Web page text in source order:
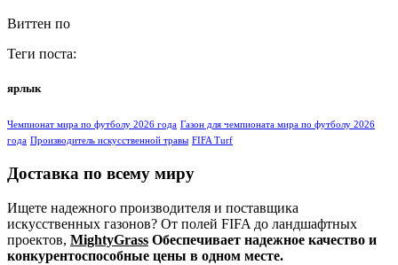
Виттен по
Теги поста:
ярлык
Чемпионат мира по футболу 2026 года Газон для чемпионата мира по футболу 2026
года Производитель искусственной травы FIFA Turf
Доставка по всему миру
Ищете надежного производителя и поставщика
искусственных газонов? От полей FIFA до ландшафтных
проектов, MightyGrass Обеспечивает надежное качество и
конкурентоспособные цены в одном месте.